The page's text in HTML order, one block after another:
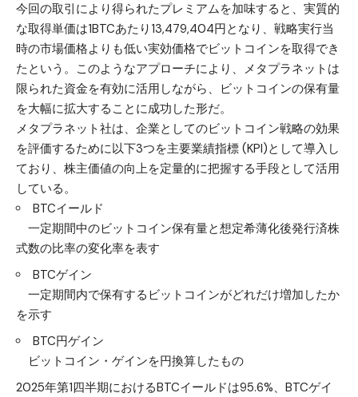
今回の取引により得られたプレミアムを加味すると、実質的
な取得単価は1BTCあたり13,479,404円となり、戦略実行当
時の市場価格よりも低い実効価格でビットコインを取得でき
たという。このようなアプローチにより、メタプラネットは
限られた資金を有効に活用しながら、ビットコインの保有量
を大幅に拡大することに成功した形だ。
メタプラネット社は、企業としてのビットコイン戦略の効果
を評価するために以下3つを主要業績指標 (KPI)として導入し
ており、株主価値の向上を定量的に把握する手段として活用
している。
BTCイールド
⼀定期間中のビットコイン保有量と想定希薄化後発行済株
式数の比率の変化率を表す
BTCゲイン
一定期間内で保有するビットコインがどれだけ増加したか
を示す
BTC円ゲイン
ビットコイン・ゲインを円換算したもの
2025年第1四半期におけるBTCイールドは95.6%、BTCゲイ